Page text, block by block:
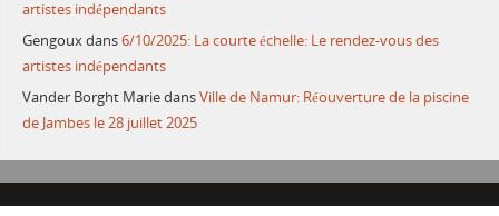
artistes indépendants
Gengouxdans6/10/2025: La courte échelle: Le rendez-vous des
artistes indépendants
Vander Borght MariedansVille de Namur: Réouverture de la piscine
de Jambes le 28 juillet 2025